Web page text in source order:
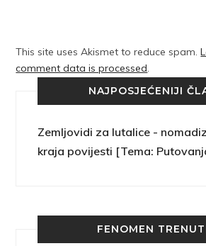
This site uses Akismet to reduce spam.
comment data is processed.
NAJPOSJEĆENIJI
Zemljovidi za lutalice -
kraja povijesti [Tema:
FENOMEN